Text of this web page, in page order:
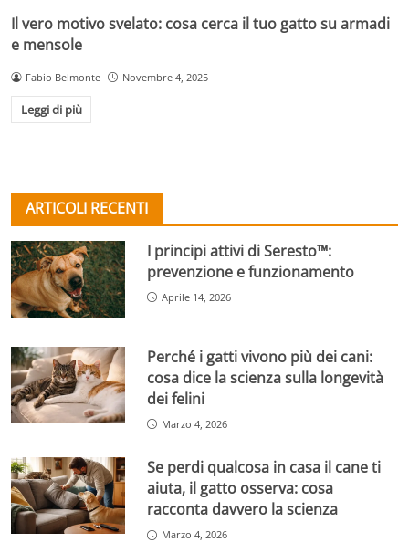
Il vero motivo svelato: cosa cerca il tuo gatto su armadi
e mensole
Fabio Belmonte Novembre 4, 2025
Leggi di più
ARTICOLI RECENTI
I principi attivi di Seresto™:
prevenzione e funzionamento
Aprile 14, 2026
Perché i gatti vivono più dei cani:
cosa dice la scienza sulla longevità
dei felini
Marzo 4, 2026
Se perdi qualcosa in casa il cane ti
aiuta, il gatto osserva: cosa
racconta davvero la scienza
Marzo 4, 2026